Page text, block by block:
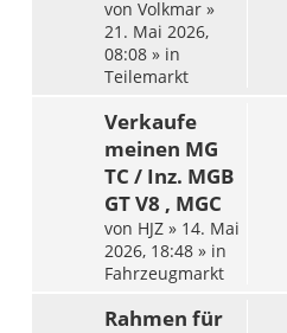
von Volkmar »
21. Mai 2026,
08:08 » in
Teilemarkt
Verkaufe
meinen MG
TC / Inz. MGB
GT V8 , MGC
von HJZ » 14. Mai
2026, 18:48 » in
Fahrzeugmarkt
Rahmen für